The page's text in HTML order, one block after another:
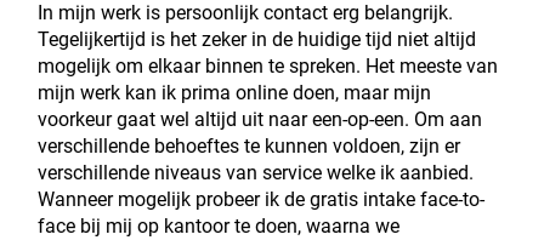
In mijn werk is persoonlijk contact erg belangrijk.
Tegelijkertijd is het zeker in de huidige tijd niet altijd
mogelijk om elkaar binnen te spreken. Het meeste van
mijn werk kan ik prima online doen, maar mijn
voorkeur gaat wel altijd uit naar een-op-een. Om aan
verschillende behoeftes te kunnen voldoen, zijn er
verschillende niveaus van service welke ik aanbied.
Wanneer mogelijk probeer ik de gratis intake face-to-
face bij mij op kantoor te doen, waarna we